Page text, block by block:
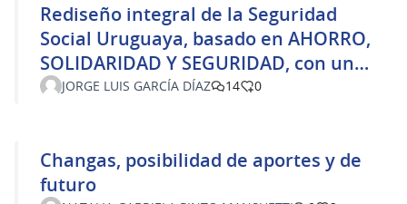
Rediseño integral de la Seguridad
Social Uruguaya, basado en AHORRO,
SOLIDARIDAD Y SEGURIDAD, con un
enfoque técnico, sostenible y
JORGE LUIS GARCÍA DÍAZ 14 0
Changas, posibilidad de aportes y de
futuro